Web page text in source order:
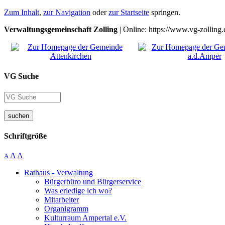
Zum Inhalt, zur Navigation oderzur Startseite springen.
Verwaltungsgemeinschaft Zolling | Online: https://www.vg-
VG Suche
suchen
Schriftgröße
A A A
Rathaus - Verwaltung
Bürgerbüro und Bürgerservice
Was erledige ich wo?
Mitarbeiter
Organigramm
Kulturraum Ampertal e.V.